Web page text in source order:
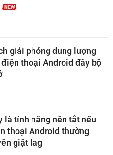
giải phóng dung lượng
điện thoại Android đầy bộ
là tính năng nên tắt nếu
thoại Android thường
giật lag